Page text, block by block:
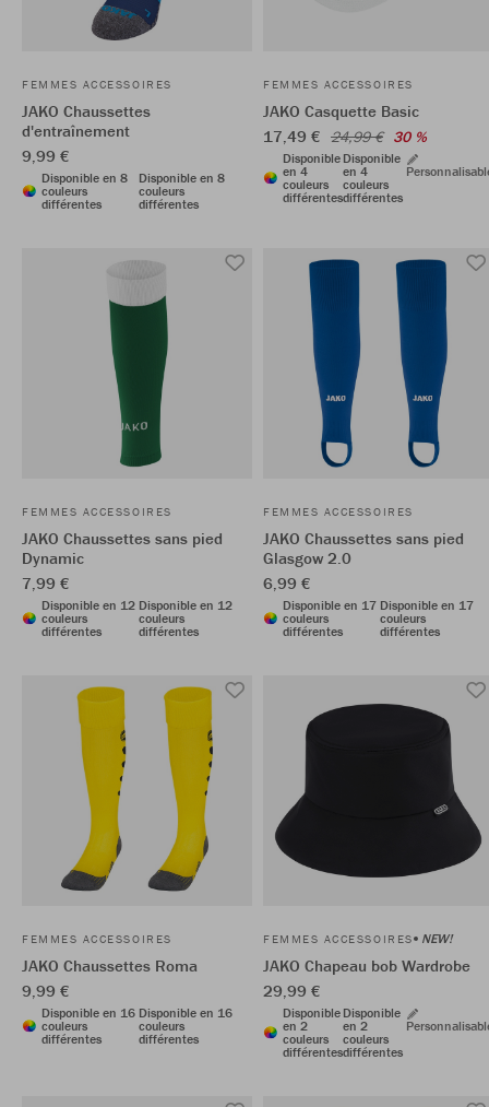
FEMMES ACCESSOIRES
JAKO Chaussettes
d'entraînement
9,99 €
Disponible en 8
couleurs
différentes
Disponible en 8
couleurs
différentes
FEMMES ACCESSOIRES
JAKO Casquette Basic
17,49 € 24,99 € 30 %
Disponible
en 4
couleurs
différentes
Disponible
en 4
couleurs
différentes
FEMMES ACCESSOIRES
JAKO Chaussettes sans pied
Dynamic
7,99 €
Disponible en 12
couleurs
différentes
Disponible en 12
couleurs
différentes
FEMMES ACCESSOIRES
JAKO Chaussettes sans pied
Glasgow 2.0
6,99 €
Disponible en 17
couleurs
différentes
Disponible en 17
couleurs
différentes
FEMMES ACCESSOIRES
JAKO Chaussettes Roma
9,99 €
Disponible en 16
couleurs
différentes
Disponible en 16
couleurs
différentes
FEMMES ACCESSOIRES NEW!
JAKO Chapeau bob Wardrobe
29,99 €
Disponible
en 2
couleurs
différentes
Disponible
en 2
couleurs
différentes